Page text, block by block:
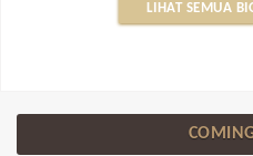
LIHAT SEMUA